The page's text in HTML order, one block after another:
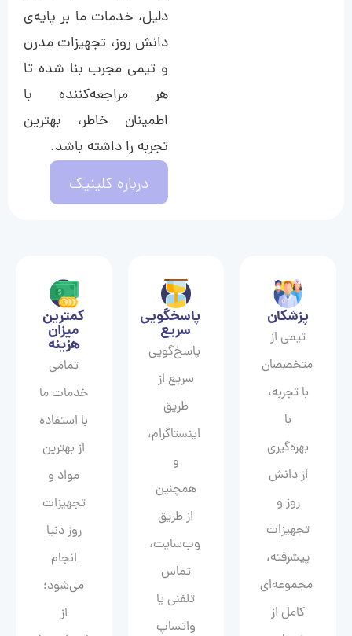
دلیل، خدمات ما بر پایه‌ی
دانش روز، تجهیزات مدرن
و تیمی مجرب بنا شده تا
هر مراجعه‌کننده با
اطمینان خاطر، بهترین
تجربه را داشته باشد.
درباره کلینیک
پزشکان
تیمی از
متخصصان
با تجربه،
با
بهره‌گیری
از دانش
روز و
تجهیزات
پیشرفته،
مجموعه‌ای
کامل از
پاسخگویی
سریع
پاسخ‌گویی
سریع از
طریق
اینستاگرام،
و
همچنین
از طریق
وب‌سایت،
تماس
تلفنی یا
واتساپ
کمترین
میزان
هزینه
تمامی
خدمات ما
با استفاده
از بهترین
مواد و
تجهیزات
روز دنیا
انجام
می‌شود؛
از